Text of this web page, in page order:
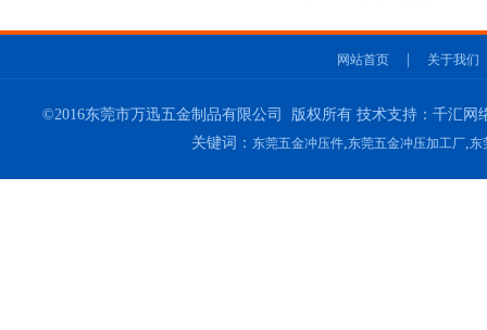
网站首页 关于我们
©2016东莞市万迅五金制品有限公司 版权所有 技术支持：千汇网
关键词： 东莞五金冲压件,东莞五金冲压加工厂,东